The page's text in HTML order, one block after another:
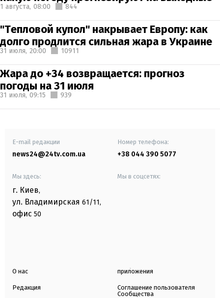
1 августа, 08:00 844
"Тепловой купол" накрывает Европу: как
долго продлится сильная жара в Украине
31 июля, 20:00 10911
Жара до +34 возвращается: прогноз
погоды на 31 июля
31 июля, 09:15 939
E-mail редакции
news24@24tv.com.ua
Номер телефона:
+38 044 390 5077
Мы здесь:
г. Киев,
ул. Владимирская 61/11,
офис 50
Мы в соцсетях:
О нас
Редакция
приложения
Соглашение пользователя
Сообщества